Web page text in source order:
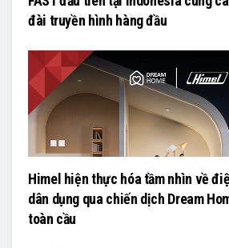
đài truyền hình hàng đầu
Himel hiện thực hóa tầm nhìn về
dân dụng qua chiến dịch Dream
toàn cầu